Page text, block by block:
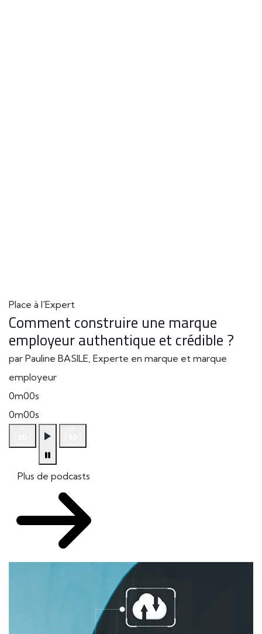
Place à l'Expert
Comment construire une marque
employeur authentique et crédible ?
par Pauline BASILE, Experte en marque et marque
employeur
0m00s
0m00s
Plus de podcasts